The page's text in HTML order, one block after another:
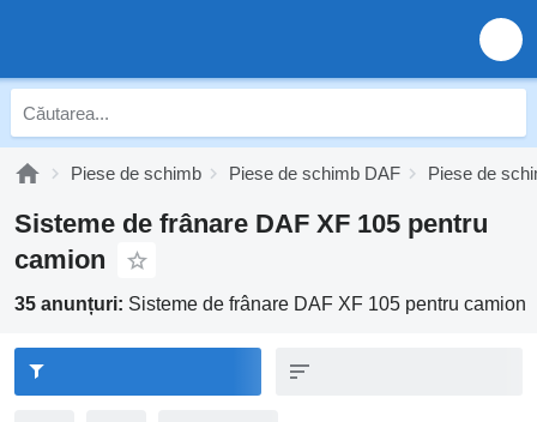
Piese de schimb Piese de schimb DAF Piese de
Sisteme de frânare DAF XF 105 pentru
camion
35 anunțuri: Sisteme de frânare DAF XF 105 pentru camion